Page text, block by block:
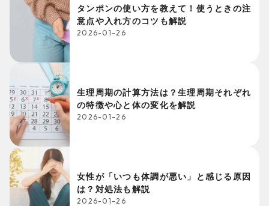
タンポンの使い方を教えて！使うときの注
意点や入れ方のコツも解説
2026-01-26
生理周期の計算方法は？生理周期それぞれ
の特徴や心と体の変化を解説
2026-01-26
女性が「いつも体調が悪い」と感じる原因
は？対処法も解説
2026-01-26